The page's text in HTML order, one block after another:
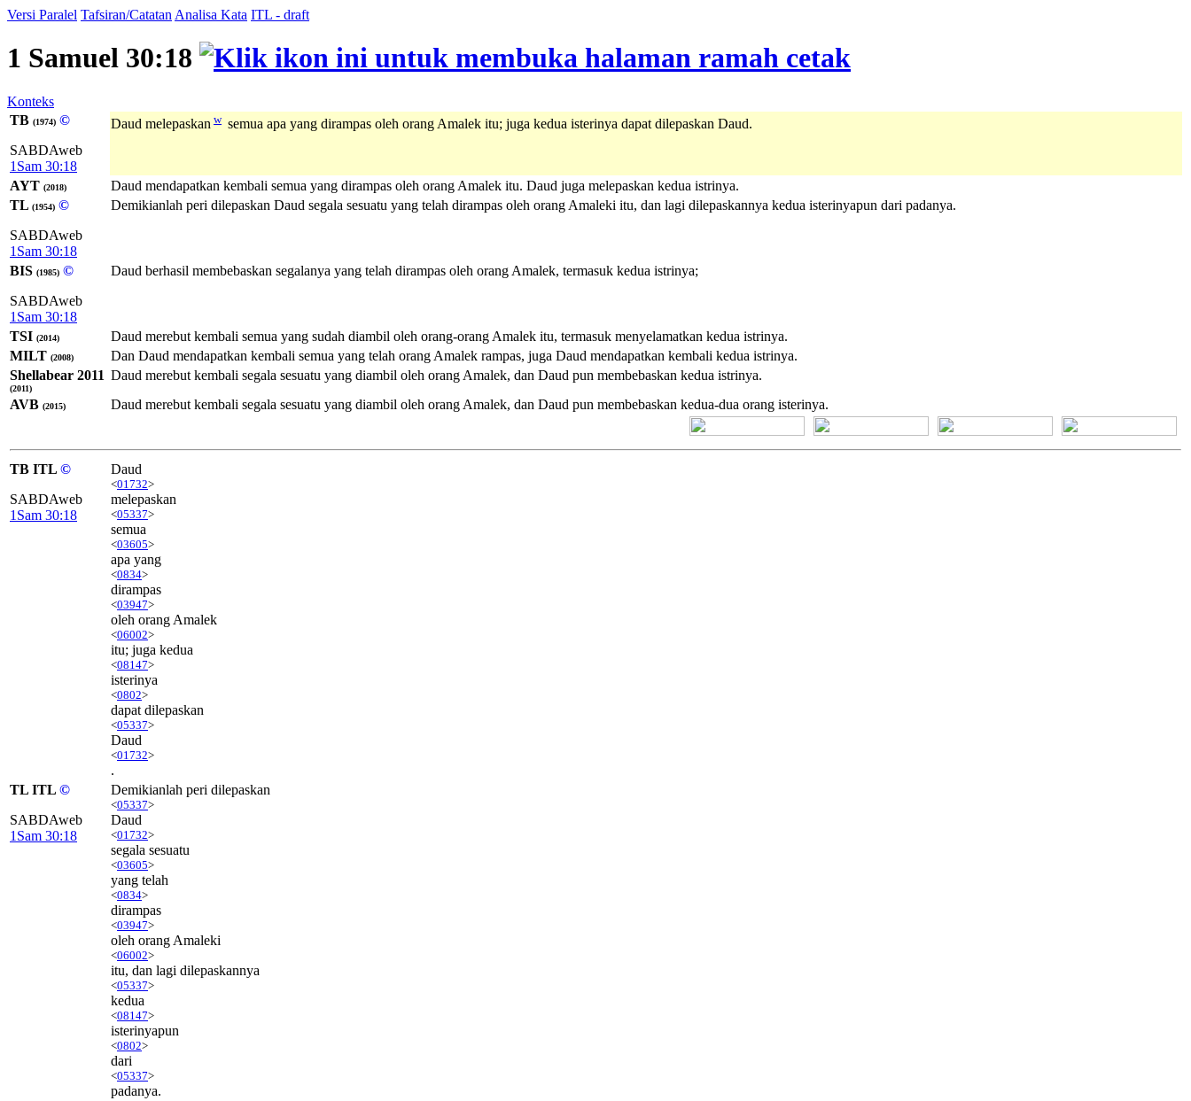
Versi Paralel Tafsiran/Catatan Analisa Kata ITL - draft
1 Samuel 30:18
Konteks
TB (1974) ©
SABDAweb
1Sam 30:18
Daud melepaskan w semua apa yang dirampas oleh orang Amalek itu; juga kedua isterinya dapat dilepaskan Daud.
AYT (2018)
Daud mendapatkan kembali semua yang dirampas oleh orang Amalek itu. Daud juga melepaskan kedua istrinya.
TL (1954) ©
SABDAweb
1Sam 30:18
Demikianlah peri dilepaskan Daud segala sesuatu yang telah dirampas oleh orang Amaleki itu, dan lagi dilepaskannya kedua isterinyapun dari padanya.
BIS (1985) ©
SABDAweb
1Sam 30:18
Daud berhasil membebaskan segalanya yang telah dirampas oleh orang Amalek, termasuk kedua istrinya;
TSI (2014)
Daud merebut kembali semua yang sudah diambil oleh orang-orang Amalek itu, termasuk menyelamatkan kedua istrinya.
MILT (2008)
Dan Daud mendapatkan kembali semua yang telah orang Amalek rampas, juga Daud mendapatkan kembali kedua istrinya.
Shellabear 2011
(2011)
Daud merebut kembali segala sesuatu yang diambil oleh orang Amalek, dan Daud pun membebaskan kedua istrinya.
AVB (2015) Daud merebut kembali segala sesuatu yang diambil oleh orang Amalek, dan Daud pun membebaskan kedua-dua orang isterinya.
TB ITL ©
SABDAweb
1Sam 30:18
Daud
<01732>
melepaskan
<05337>
semua
<03605>
apa yang
<0834>
dirampas
<03947>
oleh orang Amalek
<06002>
itu; juga kedua
<08147>
isterinya
<0802>
dapat dilepaskan
<05337>
Daud
<01732>
.
TL ITL ©
SABDAweb
1Sam 30:18
Demikianlah peri dilepaskan
<05337>
Daud
<01732>
segala sesuatu
<03605>
yang telah
<0834>
dirampas
<03947>
oleh orang Amaleki
<06002>
itu, dan lagi dilepaskannya
<05337>
kedua
<08147>
isterinyapun
<0802>
dari
<05337>
padanya.